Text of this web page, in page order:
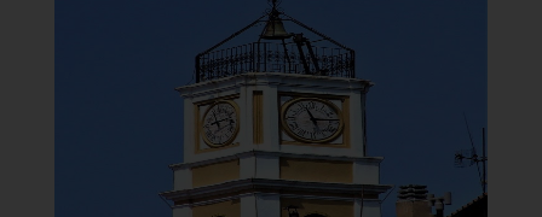
Carmelo
Campanile
[
Clicca per ingrandire
]